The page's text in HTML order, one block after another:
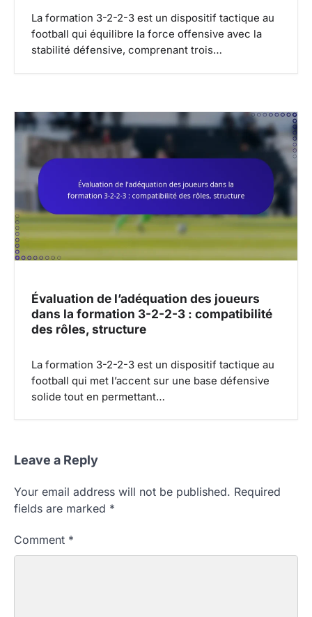
La formation 3-2-2-3 est un dispositif tactique au
football qui équilibre la force offensive avec la
stabilité défensive, comprenant trois…
Évaluation de l’adéquation des joueurs
dans la formation 3-2-2-3 : compatibilité
des rôles, structure
La formation 3-2-2-3 est un dispositif tactique au
football qui met l’accent sur une base défensive
solide tout en permettant…
Leave a Reply
Your email address will not be published. Required
fields are marked *
Comment *